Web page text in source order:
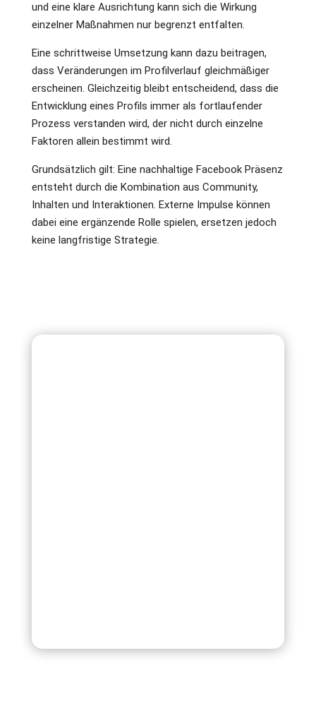
und eine klare Ausrichtung kann sich die Wirkung
einzelner Maßnahmen nur begrenzt entfalten.
Eine schrittweise Umsetzung kann dazu beitragen,
dass Veränderungen im Profilverlauf gleichmäßiger
erscheinen. Gleichzeitig bleibt entscheidend, dass die
Entwicklung eines Profils immer als fortlaufender
Prozess verstanden wird, der nicht durch einzelne
Faktoren allein bestimmt wird.
Grundsätzlich gilt: Eine nachhaltige Facebook Präsenz
entsteht durch die Kombination aus Community,
Inhalten und Interaktionen. Externe Impulse können
dabei eine ergänzende Rolle spielen, ersetzen jedoch
keine langfristige Strategie.